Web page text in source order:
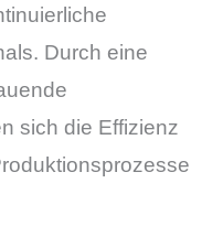
Durch eine
sich die Effizienz